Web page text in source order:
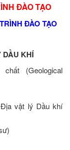
ĐÀO TẠO
ĐÀO TẠO
DẦU KHÍ
(Geological
vật lý Dầu khí